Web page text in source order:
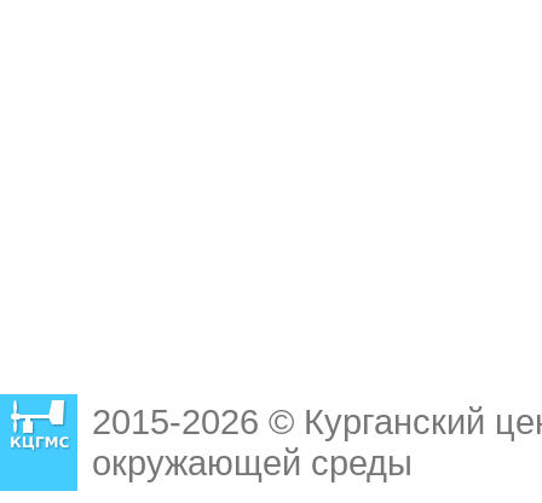
2015-2026 © Курганский
окружающей среды